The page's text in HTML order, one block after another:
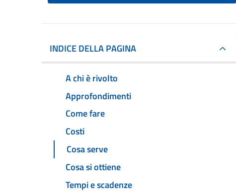
INDICE DELLA PAGINA
A chi è rivolto
Approfondimenti
Come fare
Costi
Cosa serve
Cosa si ottiene
Tempi e scadenze